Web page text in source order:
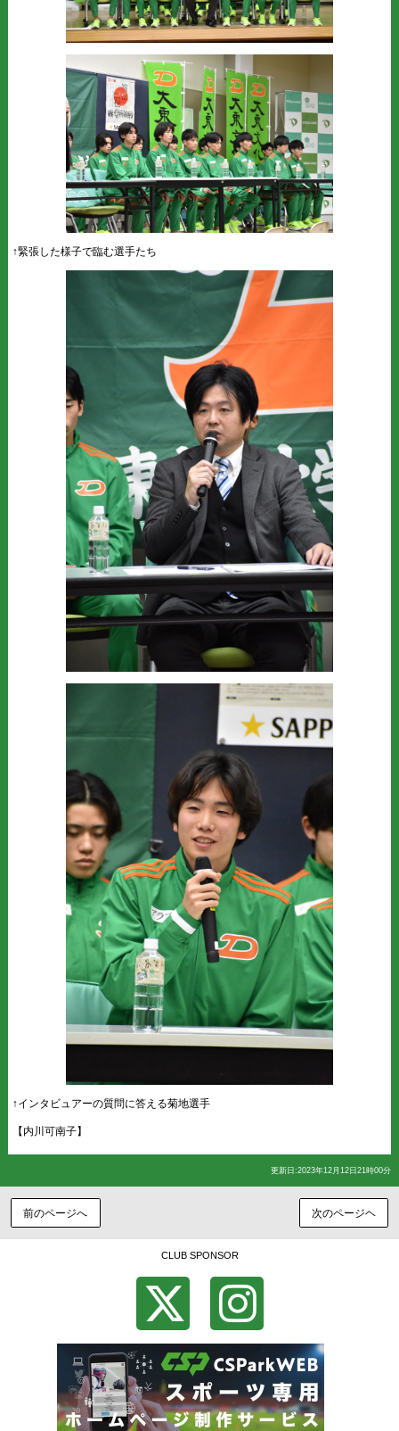
↑緊張した様子で臨む選手たち
↑インタビュアーの質問に答える菊地選手
【内川可南子】
更新日:2023年12月12日21時00分
前のページへ 次のページヘ
CLUB SPONSOR